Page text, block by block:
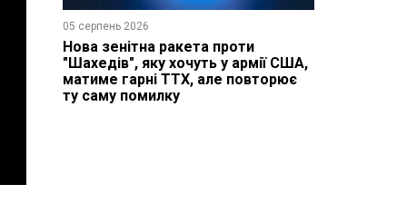
05 серпень 2026
Нова зенітна ракета проти
"Шахедів", яку хочуть у армії США,
матиме гарні ТТХ, але повторює
ту саму помилку